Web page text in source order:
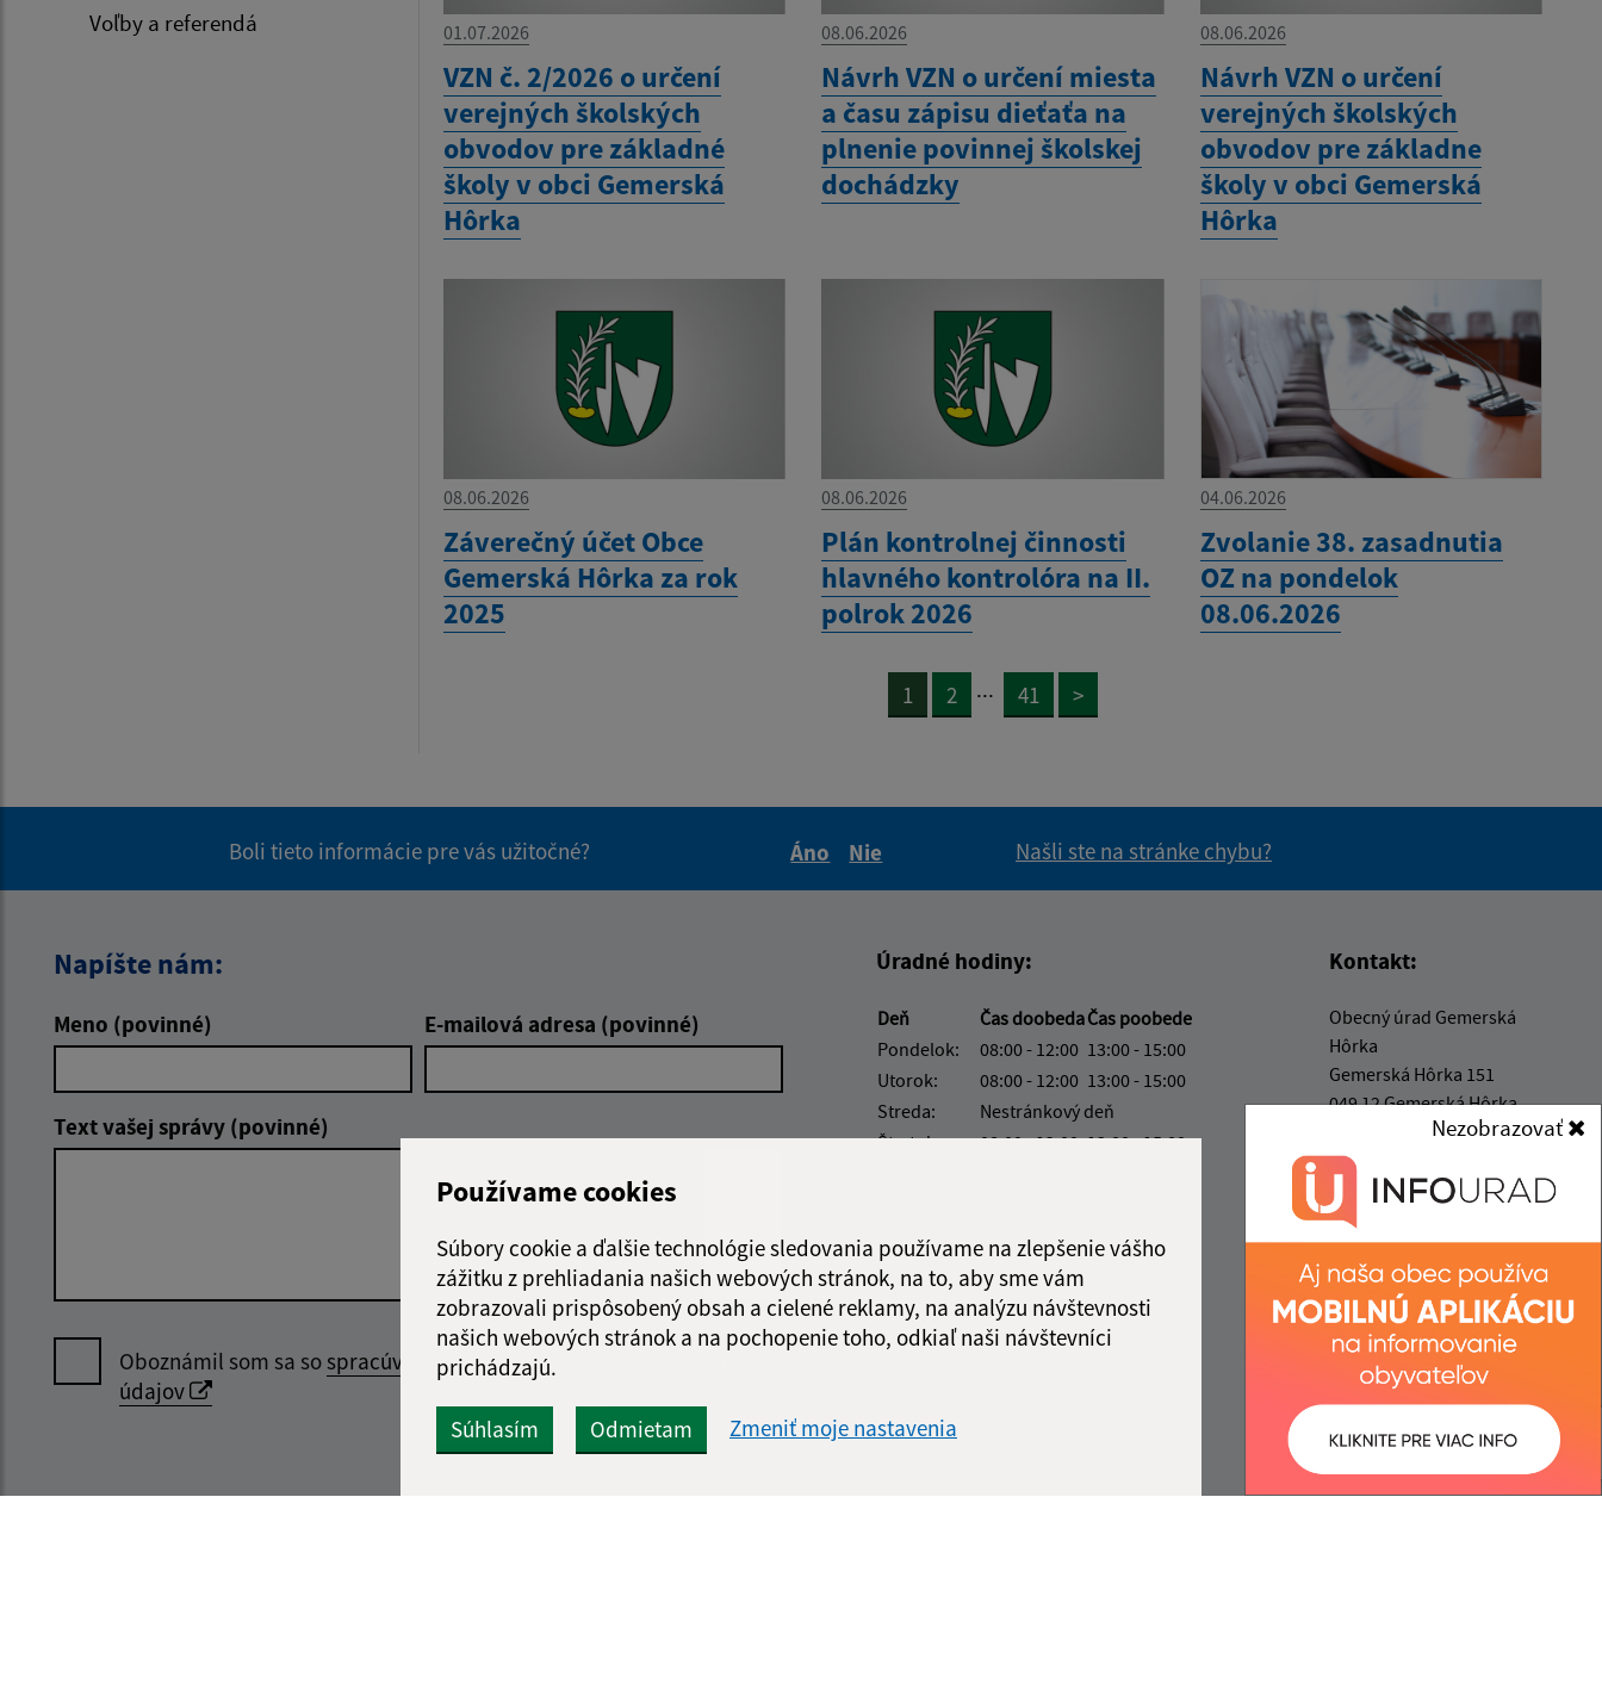
Používame cookies
Súbory cookie a ďalšie technológie sledovania používame na zlepšenie vášho
zážitku z prehliadania našich webových stránok, na to, aby sme vám
zobrazovali prispôsobený obsah a cielené reklamy, na analýzu návštevnosti
našich webových stránok a na pochopenie toho, odkiaľ naši návštevníci
prichádzajú.
Súhlasím Odmietam Zmeniť moje nastavenia
Nezobrazovať
Voľby a referendá 01.07.2026
VZN č. 2/2026 o určení
verejných školských
obvodov pre základné
školy v obci Gemerská
Hôrka
08.06.2026
Návrh VZN o určení miesta
a času zápisu dieťaťa na
plnenie povinnej školskej
dochádzky
08.06.2026
Návrh VZN o určení
verejných školských
obvodov pre základne
školy v obci Gemerská
Hôrka
08.06.2026
Záverečný účet Obce
Gemerská Hôrka za rok
2025
08.06.2026
Plán kontrolnej činnosti
hlavného kontrolóra na II.
polrok 2026
04.06.2026
Zvolanie 38. zasadnutia
OZ na pondelok
08.06.2026
1 2 ... 41 >
Boli tieto informácie pre vás užitočné?
Áno
Nie
Našli ste na stránke chybu?
Napíšte nám:
Meno (povinné) E-mailová adresa (povinné)
Text vašej správy (povinné)
Oboznámil som sa sospracúvaním osobných
údajov
Google reCaptcha Response
Odoslať
Úradné hodiny:
Deň Čas doobedaČas poobede
Pondelok:
08:00 - 12:00 13:00 - 15:00
Utorok:
08:00 - 12:00 13:00 - 15:00
Streda:
Nestránkový deň
Štvrtok:
08:00 - 12:00 13:00 - 15:00
Kontakt:
Obecný úrad Gemerská
Hôrka
Gemerská Hôrka 151
049 12 Gemerská Hôrka
obec@gemerskahorka.eu
+421 58 7921 225
IČO: 00328219